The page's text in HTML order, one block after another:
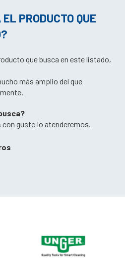
PRODUCTO QUE
que busca en este listado,
más amplio del que
gusto lo atenderemos.